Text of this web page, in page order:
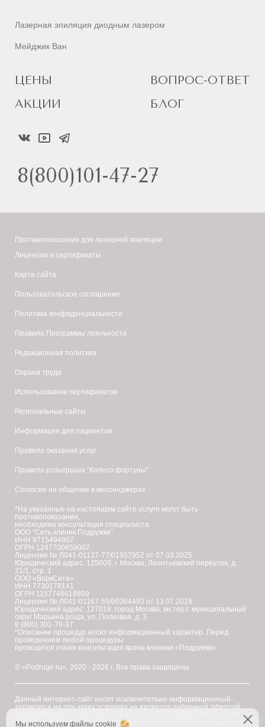
Лазерная эпиляция диодным лазером
Мейджик Ван
ЦЕНЫ
АКЦИИ
ВОПРОС-ОТВЕТ
БЛОГ
8(800)101-47-27
Противопоказания для лазерной эпиляции
Лицензии и сертификаты
Карта сайта
Пользовательское соглашение
Политика конфиденциальности
Правила Программы лояльности
Редакционная политика
Охрана труда
Использование сертификатов
Региональные сайты
Информация для пациентов
Правила оказания услуг
Правила розыгрыша "Колесо фортуны"
Согласие на общение в мессенджерах
*На указанные на настоящем сайте услуги могут быть
противопоказания,
необходима консультация специалиста
ООО "Сеть клиник Подружки"
ИНН 9715494957
ОГРН 1247700659007
Лицензия № Л041-01137-77/01957952 от 07.03.2025
Юридический адрес: 125009, г. Москва, Леонтьевский переулок, д.
21/1, стр. 1
ООО «ВоркСити»
ИНН 7730178141
ОГРН 1157746618809
Лицензия № Л041-01167-59/00364493 от 13.07.2018
Юридический адрес: 127018, город Москва, вн.тер.г. муниципальный
округ Марьина роща, ул. Полковая, д. 3
8 (800) 301-76-37
*Описание процедур носит информационный характер. Перед
проведением любой процедуры
проводится очная консультация врача клиники «Подружки».
© «Podruge.ru», 2020 - 2026 г. Все права защищены.
Данный интернет-сайт носит исключительно информационный
характер и ни при каких условиях не является публичной офертой,
Российской Федерации. Для получения подробной информации об
Мы используем файлы cookie